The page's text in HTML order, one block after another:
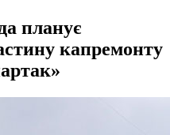
планує
капремонту